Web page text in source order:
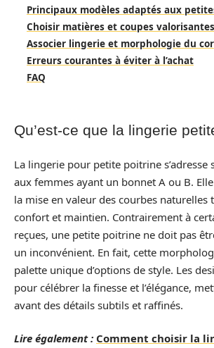
Principaux modèles adaptés aux
Choisir matières et coupes valorisantes
Associer lingerie et morphologie du
Erreurs courantes à éviter à l’achat
FAQ
Qu’est-ce que la lingerie
La lingerie pour petite poitrine s’adresse
aux femmes ayant un bonnet A ou B.
la mise en valeur des courbes
confort et maintien. Contrairement à
reçues, une petite poitrine ne doit pas
un inconvénient. En fait, cette
palette unique d’options de style. Les
pour célébrer la finesse et l’élégance,
avant des détails subtils et raffinés.
Lire également : Comment choisir la